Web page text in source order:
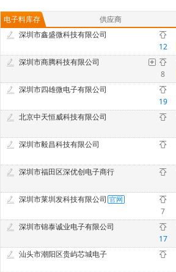
电子料库存 供应商
深圳市鑫盛微科技有限公司
12
深圳市商腾科技有限公司
8
深圳市四雄微电子有限公司
19
北京中天恒威科技有限公司
深圳市毅昌科技有限公司
深圳市福田区深优创电子商行
深圳市莱圳发科技有限公司
7
深圳市锦泰诚业电子有限公司
17
汕头市潮阳区贵屿芯城电子